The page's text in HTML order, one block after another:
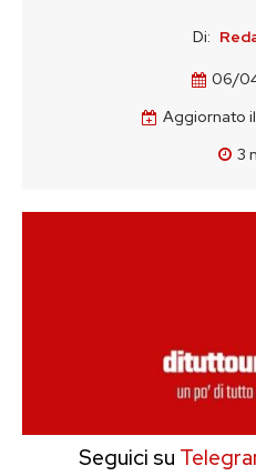
Di:
06/
Aggiornato
3
Seguici su